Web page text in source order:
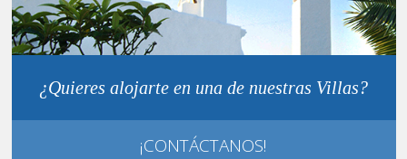
¿Quieres alojarte en una de nuestras Villas?
¡CONTÁCTANOS!